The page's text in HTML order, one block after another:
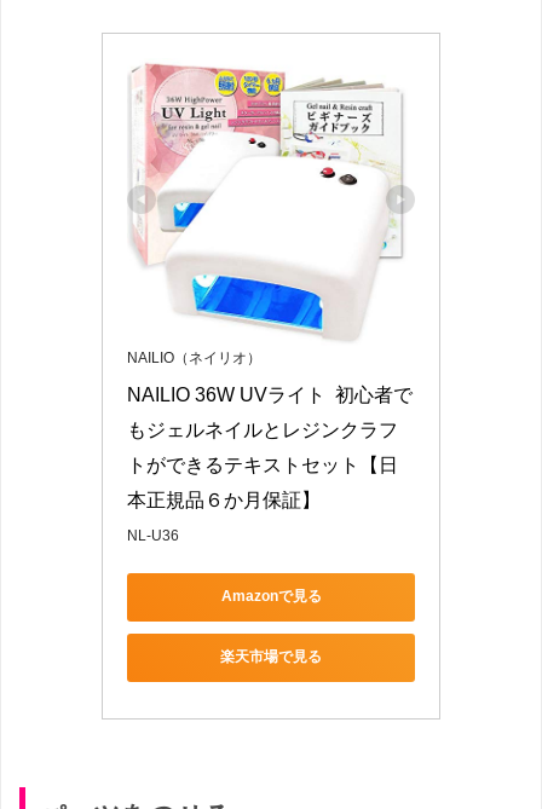
NAILIO（ネイリオ）
NAILIO 36W UVライト  初心者で
もジェルネイルとレジンクラフ
トができるテキストセット【日
本正規品６か月保証】
NL-U36
Amazonで見る
楽天市場で見る